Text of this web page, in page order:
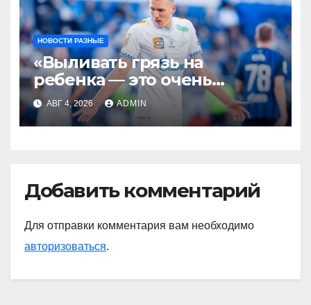
НОВОСТИ РАЗНЫЕ
«Выливать грязь на
ребенка — это очень
мерзкая история» —
Радимов о ситуации с
сыном Соболева
АВГ 4, 2026 ADMIN
Добавить комментарий
Для отправки комментария вам необходимо
авторизоваться.